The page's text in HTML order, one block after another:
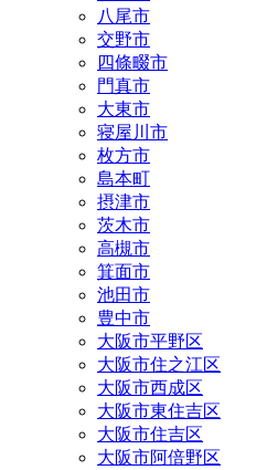
八尾市
交野市
四條畷市
門真市
大東市
寝屋川市
枚方市
島本町
摂津市
茨木市
高槻市
箕面市
池田市
豊中市
大阪市平野区
大阪市住之江区
大阪市西成区
大阪市東住吉区
大阪市住吉区
大阪市阿倍野区